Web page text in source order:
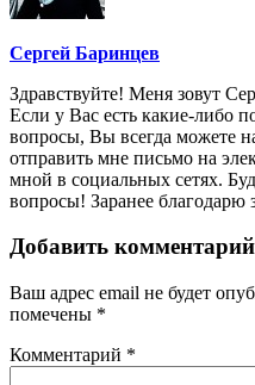
Сергей Баринцев
Здравствуйте! Меня зовут
Если у Вас есть какие-либо
вопросы, Вы всегда можете
отправить мне письмо на
мной в социальных сетях.
вопросы! Заранее
Добавить комментарий
Ваш адрес email не будет
помечены *
Комментарий *